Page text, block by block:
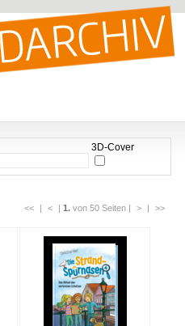
3D-Cover
<< | < | 1. von 50 Seiten | > | >>